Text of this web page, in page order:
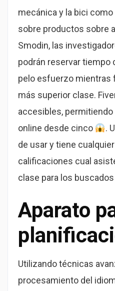
mecánica y la bici
sobre productos sobre
Smodin, las
podrán reservar tiempo
pelo esfuerzo mientras
más superior clase.
accesibles,
online desde cinco
.
de usar y tiene
calificaciones cual
clase para los
Aparato
Utilizando técnicas
procesamiento del